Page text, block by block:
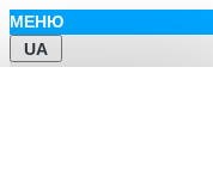
МЕНЮ
UA